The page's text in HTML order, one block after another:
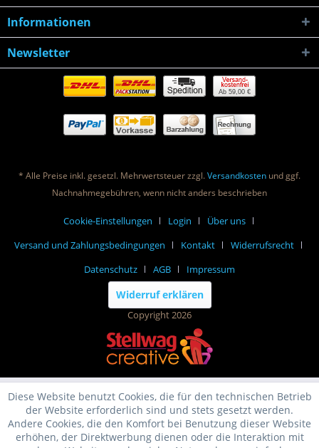
Informationen
Newsletter
Ab 59,00 €
* Alle Preise inkl. gesetzl. Mehrwertsteuer zzgl.Versandkosten und ggf.
Nachnahmegebühren, wenn nicht anders beschrieben
Cookie-Einstellungen Login
Über uns
Versand und Zahlungsbedingungen
Kontakt
Widerrufsrecht
Datenschutz
AGB Impressum
Widerruf erklären
Copyright 2026
Diese Website benutzt Cookies, die für den technischen Betrieb
der Website erforderlich sind und stets gesetzt werden.
Andere Cookies, die den Komfort bei Benutzung dieser Website
erhöhen, der Direktwerbung dienen oder die Interaktion mit